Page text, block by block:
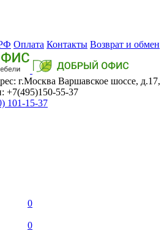
Оплата Контакты Возврат и обмен
г.Москва Варшавское шоссе, д.17,
+7(495)150-55-37
101-15-37
0
0